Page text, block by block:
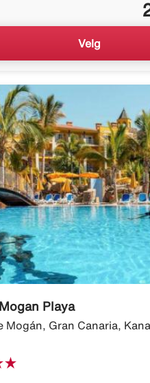
Velg
Playa
Mogán, Gran Canaria,